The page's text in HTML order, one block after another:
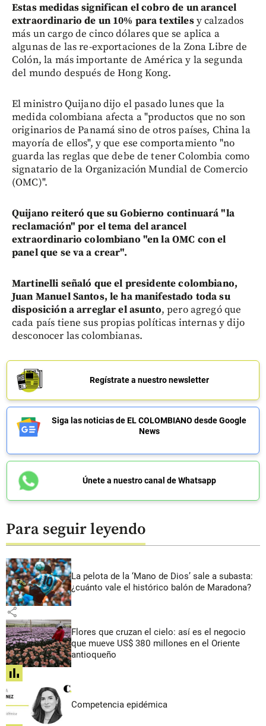
Estas medidas significan el cobro de un arancel
extraordinario de un 10% para textilesy calzados
más un cargo de cinco dólares que se aplica a
algunas de las re-exportaciones de la Zona Libre de
Colón, la más importante de América y la segunda
del mundo después de Hong Kong.
El ministro Quijano dijo el pasado lunes que la
medida colombiana afecta a "productos que no son
originarios de Panamá sino de otros países, China la
mayoría de ellos", y que ese comportamiento "no
guarda las reglas que debe de tener Colombia como
signatario de la Organización Mundial de Comercio
(OMC)".
Quijano reiteró que su Gobierno continuará "la
reclamación" por el tema del arancel
extraordinario colombiano "en la OMC con el
panel que se va a crear".
Martinelli señaló que el presidente colombiano,
Juan Manuel Santos, le ha manifestado toda su
disposición a arreglar el asunto, pero agregó que
cada país tiene sus propias políticas internas y dijo
desconocer las colombianas.
Regístrate a nuestro newsletter
Siga las noticias de EL COLOMBIANO desde Google
News
Únete a nuestro canal de Whatsapp
Para seguir leyendo
La pelota de la ‘Mano de Dios’ sale a subasta:
¿cuánto vale el histórico balón de Maradona?
share
Flores que cruzan el cielo: así es el negocio
que mueve US$ 380 millones en el Oriente
antioqueño
share
Competencia epidémica